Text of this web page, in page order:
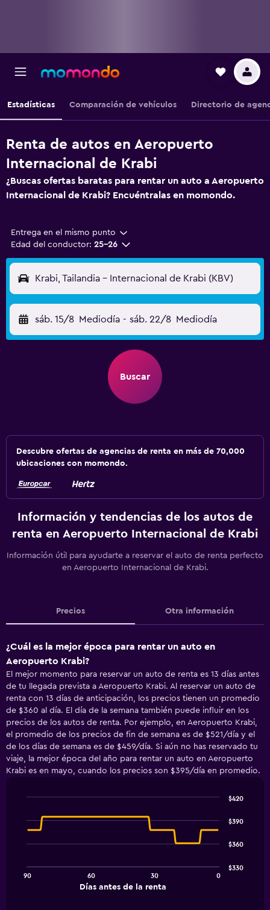
Estadísticas Comparación de vehículos Directorio de
Renta de autos en Aeropuerto
Internacional de Krabi
¿Buscas ofertas baratas para rentar un auto a Aeropuerto
Internacional de Krabi? Encuéntralas en momondo.
Entrega en el mismo punto
Edad del conductor: 25-26
Krabi, Tailandia - Internacional de Krabi (KBV)
sáb. 15/8 Mediodía - sáb. 22/8 Mediodía
Buscar
Descubre ofertas de agencias de renta en más de 70,000
ubicaciones con momondo.
Información y tendencias de los autos de
renta en Aeropuerto Internacional de Krabi
Información útil para ayudarte a reservar el auto de renta perfecto
en Aeropuerto Internacional de Krabi.
Precios Otra información
¿Cuál es la mejor época para rentar un auto en
Aeropuerto Krabi?
El mejor momento para reservar un auto de renta es 13 días antes
de tu llegada prevista a Aeropuerto Krabi. Al reservar un auto de
renta con 13 días de anticipación, los precios tienen un promedio
de $360 al día. El día de la semana también puede influir en los
precios de los autos de renta. Por ejemplo, en Aeropuerto Krabi,
el promedio de los precios de fin de semana es de $521/día y el
de los días de semana es de $459/día. Si aún no has reservado tu
viaje, la mejor época del año para rentar un auto en Aeropuerto
Krabi es en mayo, cuando los precios son $395/día en promedio.
chart
with
The
graphic.
Días antes de la renta
90 60 30 0
$330
$360
$390
$420